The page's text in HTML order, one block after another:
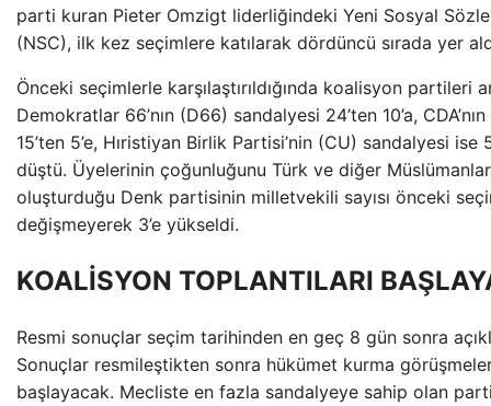
parti kuran Pieter Omzigt liderliğindeki Yeni Sosyal
(NSC), ilk kez seçimlere katılarak dördüncü sırada yer
Önceki seçimlerle karşılaştırıldığında koalisyon partileri
Demokratlar 66’nın (D66) sandalyesi 24’ten 10’a,
15’ten 5’e, Hıristiyan Birlik Partisi’nin (CU) sandalyesi ise
düştü. Üyelerinin çoğunluğunu Türk ve diğer
oluşturduğu Denk partisinin milletvekili sayısı önceki
değişmeyerek 3’e yükseldi.
KOALİSYON TOPLANTILARI
Resmi sonuçlar seçim tarihinden en geç 8 gün sonra
Sonuçlar resmileştikten sonra hükümet kurma
başlayacak. Mecliste en fazla sandalyeye sahip olan